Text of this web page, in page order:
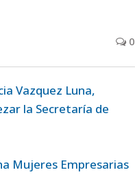
0
Vazquez Luna,
la Secretaría de
Mujeres Empresarias